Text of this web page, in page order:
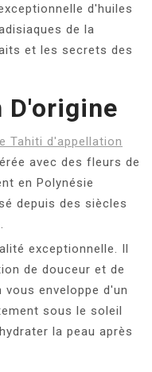
d'huiles
de la
et les secrets des
D'origine
Tahiti d'appellation
avec des fleurs de
en Polynésie
depuis des siècles
exceptionnelle. Il
de douceur et de
enveloppe d'un
sous le soleil
la peau après